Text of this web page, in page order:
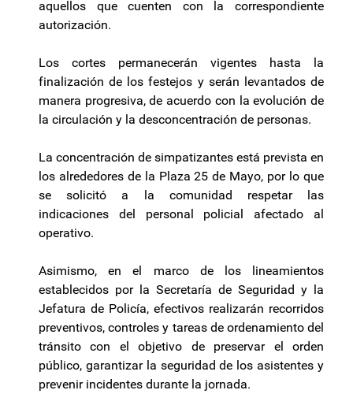
aquellos que cuenten con la correspondiente
autorización.
Los cortes permanecerán vigentes hasta la
finalización de los festejos y serán levantados de
manera progresiva, de acuerdo con la evolución de
la circulación y la desconcentración de personas.
La concentración de simpatizantes está prevista en
los alrededores de la Plaza 25 de Mayo, por lo que
se solicitó a la comunidad respetar las
indicaciones del personal policial afectado al
operativo.
Asimismo, en el marco de los lineamientos
establecidos por la Secretaría de Seguridad y la
Jefatura de Policía, efectivos realizarán recorridos
preventivos, controles y tareas de ordenamiento del
tránsito con el objetivo de preservar el orden
público, garantizar la seguridad de los asistentes y
prevenir incidentes durante la jornada.